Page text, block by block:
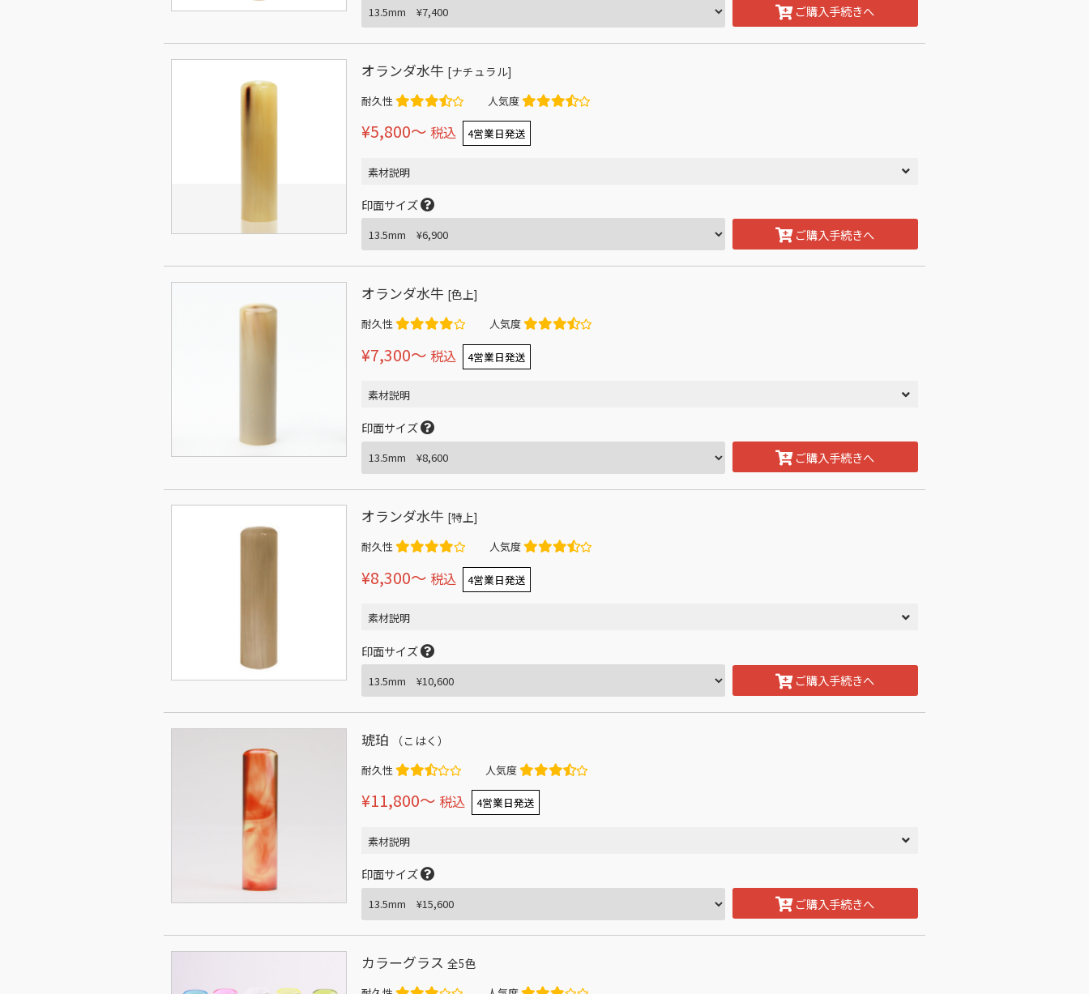
ご購入手続きへ
オランダ水牛 [ナチュラル]
耐久性 人気度
¥5,800〜 税込 4営業日発送
素材説明
印面サイズ
ご購入手続きへ
オランダ水牛 [色上]
耐久性 人気度
¥7,300〜 税込 4営業日発送
素材説明
印面サイズ
ご購入手続きへ
オランダ水牛 [特上]
耐久性 人気度
¥8,300〜 税込 4営業日発送
素材説明
印面サイズ
ご購入手続きへ
琥珀 （こはく）
耐久性 人気度
¥11,800〜 税込 4営業日発送
素材説明
印面サイズ
ご購入手続きへ
カラーグラス全5色